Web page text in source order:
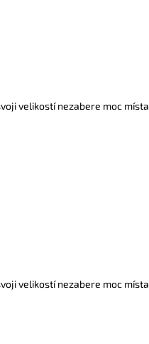
velikostí nezabere moc místa
velikostí nezabere moc místa